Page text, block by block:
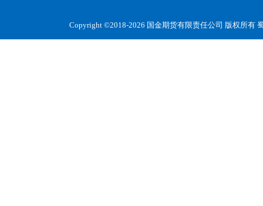
Copyright ©2018-2026 国金期货有限责任公司 版权所有